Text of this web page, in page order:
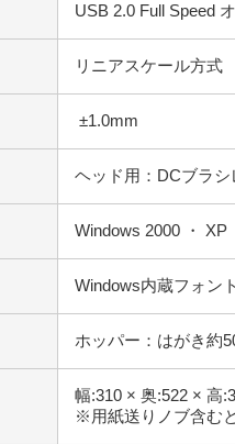
USB 2.0 Full Speed
リニアスケール方式
±1.0mm
ヘッド用：DCブラ
Windows 2000 ・ XP
Windows内蔵フォン
ホッパー：はがき約
幅:310 × 奥:522 × 高
※用紙送りノブ含む